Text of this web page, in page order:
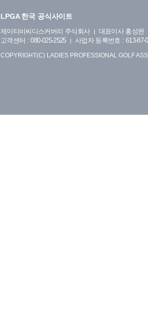
LPGA 한국 공식사이트
제이티비씨디스커버리 주식회사
대표이사 홍성완
고객센터 : 080-025-2525
사업자 등록번호 : 613-87-
COPYRIGHT(C) LADIES PROFESSIONAL GOLF